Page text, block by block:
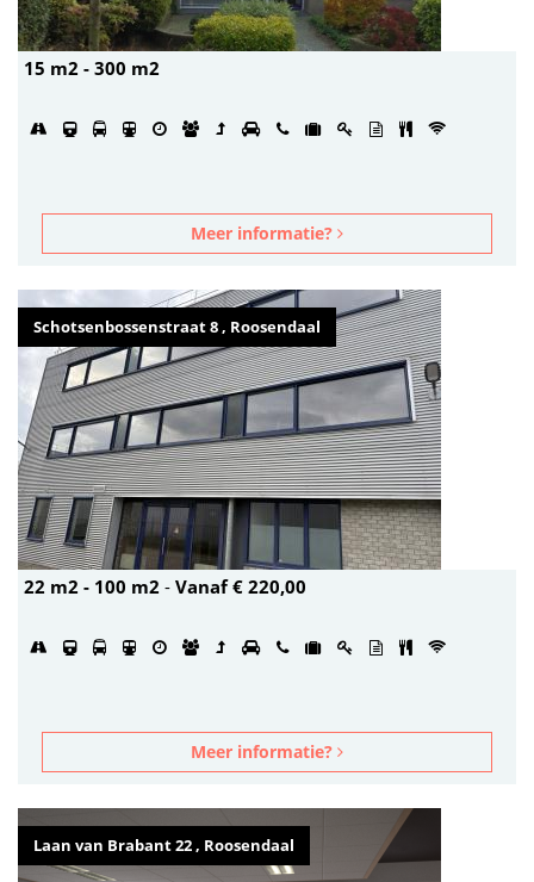
15 m2 - 300 m2
Meer informatie?
Schotsenbossenstraat 8 , Roosendaal
22 m2 - 100 m2 - Vanaf € 220,00
Meer informatie?
Laan van Brabant 22 , Roosendaal